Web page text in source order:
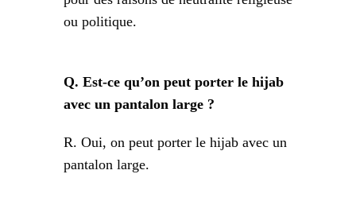
ou politique.
Q. Est-ce qu’on peut porter le hijab
avec un pantalon large ?
R. Oui, on peut porter le hijab avec un
pantalon large.